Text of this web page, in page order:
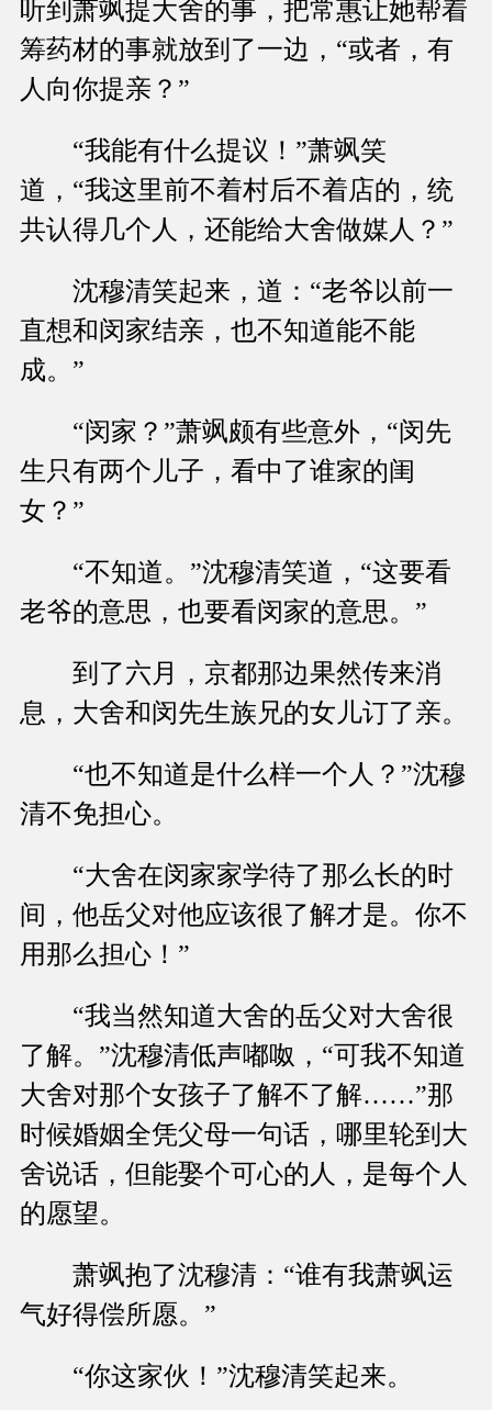
听到萧飒提大舍的事，把常惠让她帮着
筹药材的事就放到了一边，“或者，有
人向你提亲？”
“我能有什么提议！”萧飒笑
道，“我这里前不着村后不着店的，统
共认得几个人，还能给大舍做媒人？”
沈穆清笑起来，道：“老爷以前一
直想和闵家结亲，也不知道能不能
成。”
“闵家？”萧飒颇有些意外，“闵先
生只有两个儿子，看中了谁家的闺
女？”
“不知道。”沈穆清笑道，“这要看
老爷的意思，也要看闵家的意思。”
到了六月，京都那边果然传来消
息，大舍和闵先生族兄的女儿订了亲。
“也不知道是什么样一个人？”沈穆
清不免担心。
“大舍在闵家家学待了那么长的时
间，他岳父对他应该很了解才是。你不
用那么担心！”
“我当然知道大舍的岳父对大舍很
了解。”沈穆清低声嘟呶，“可我不知道
大舍对那个女孩子了解不了解……”那
时候婚姻全凭父母一句话，哪里轮到大
舍说话，但能娶个可心的人，是每个人
的愿望。
萧飒抱了沈穆清：“谁有我萧飒运
气好得偿所愿。”
“你这家伙！”沈穆清笑起来。